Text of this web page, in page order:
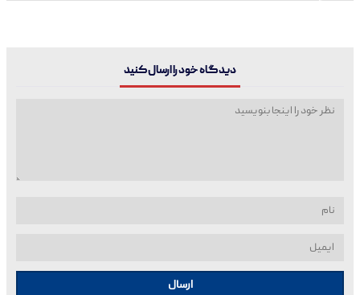
دیدگاه خود را ارسال کنید
ارسال